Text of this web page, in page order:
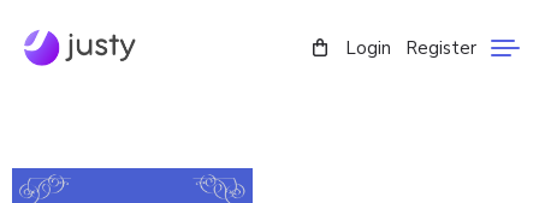
Login Register